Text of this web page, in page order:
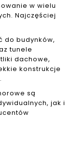
w wielu
Najczęściej
do budynków,
tunele
dachowe,
konstrukcje
są
jak i